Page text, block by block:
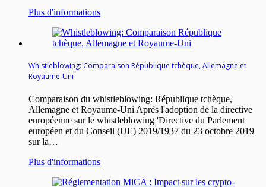
Plus d'informations
Whistleblowing: Comparaison République tchèque, Allemagne et
Royaume-Uni
Comparaison du whistleblowing: République tchèque,
Allemagne et Royaume-Uni Après l'adoption de la directive
européenne sur le whistleblowing 'Directive du Parlement
européen et du Conseil (UE) 2019/1937 du 23 octobre 2019
sur la…
Plus d'informations